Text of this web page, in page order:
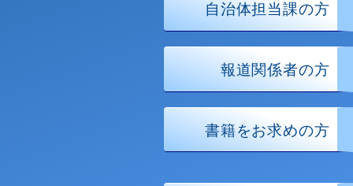
自治体担当課の方
報道関係者の方
書籍をお求めの方